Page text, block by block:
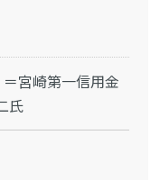
宮崎第一信用金
氏